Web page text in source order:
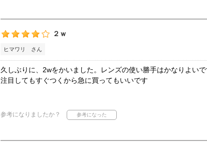
２ｗ
ヒマワリ さん
久しぶりに、2wをかいました。レンズの使い勝手はかなりよいで
注目してもすぐつくから急に買ってもいいです
参考になりましたか？